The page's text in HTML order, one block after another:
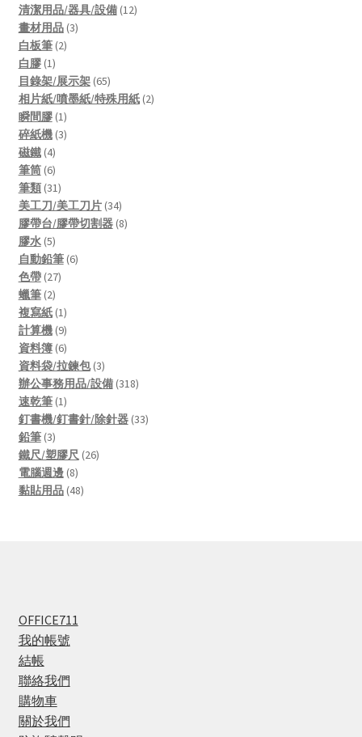
products
清潔用品/器具/設備 1212
畫材用品 33
白板筆 22
白膠 11
product
目錄架/展示架 6565
products
相片紙/噴墨紙/特殊用紙 22
瞬間膠 11
product
碎紙機 33
磁鐵 44
products
筆筒 66
products
筆類 3131
products
美工刀/美工刀片 3434
products
膠帶台/膠帶切割器 88
膠水 55
products
自動鉛筆 66
色帶 2727
蠟筆 22
products
複寫紙 11
product
計算機 99
products
資料簿 66
products
資料袋/拉鍊包 33
products
辦公事務用品/設備 318318
速乾筆 11
product
釘書機/釘書針/除針器 3333
鉛筆 33
products
鐵尺/塑膠尺 2626
電腦週邊 88
products
黏貼用品 4848
OFFICE711
我的帳號
結帳
聯絡我們
購物車
關於我們